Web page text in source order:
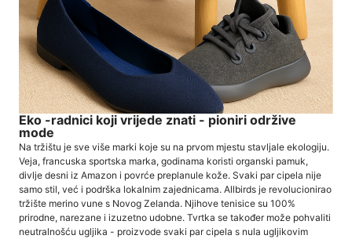
Eko -radnici koji vrijede znati - pioniri održive
mode
Na tržištu je sve više marki koje su na prvom mjestu stavljale ekologiju.
Veja, francuska sportska marka, godinama koristi organski pamuk,
divlje desni iz Amazon i povrće preplanule kože. Svaki par cipela nije
samo stil, već i podrška lokalnim zajednicama. Allbirds je revolucionirao
tržište merino vune s Novog Zelanda. Njihove tenisice su 100%
prirodne, narezane i izuzetno udobne. Tvrtka se također može pohvaliti
neutralnošću ugljika - proizvode svaki par cipela s nula ugljikovim